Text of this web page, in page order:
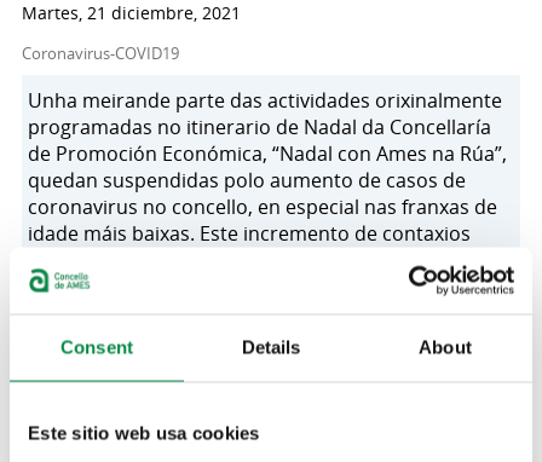
Consent Details About
Este sitio web usa cookies
Martes, 21 diciembre, 2021
Coronavirus-COVID19
Unha meirande parte das actividades orixinalmente
programadas no itinerario de Nadal da Concellaría
de Promoción Económica, “Nadal con Ames na Rúa”,
quedan suspendidas polo aumento de casos de
coronavirus no concello, en especial nas franxas de
idade máis baixas. Este incremento de contaxios
provoca que as propostas que requirían de certa
interacción das persoas participantes xa non sexan
Todos os obradoiros de Nadal, tanto en Bertamiráns como no
Comercio” quedan cancelados. As empresas que
xestionaban estas actividades xa foron avisadas durante a